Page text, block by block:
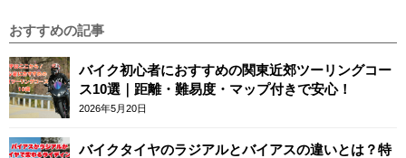
おすすめの記事
バイク初心者におすすめの関東近郊ツーリングコー
ス10選｜距離・難易度・マップ付きで安心！
2026年5月20日
バイクタイヤのラジアルとバイアスの違いとは？特